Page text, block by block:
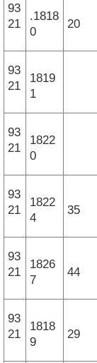
93
21
.1818
0
20
93
21
1819
1
93
21
1822
0
93
21
1822
4
35
93
21
1826
7
44
93
21
1818
9
29